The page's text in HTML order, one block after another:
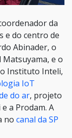
da
e do centro de
Abinader, o
e o
Instituto Inteli,
IoT
do ar, projeto
a Prodam. A
no canal da SP